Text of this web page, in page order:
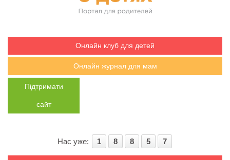
Онлайн клуб для детей
Онлайн журнал для мам
Підтримати
сайт
Нас уже: 1 8 8 5 7